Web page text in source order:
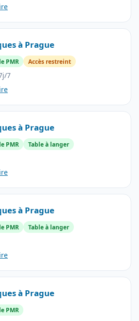
à Prague
PMR Accès restreint
7
à Prague
PMR Table à langer
à Prague
PMR Table à langer
à Prague
PMR